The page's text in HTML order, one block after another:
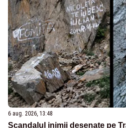
6 aug. 2026, 13:48
Scandalul inimii desenate pe